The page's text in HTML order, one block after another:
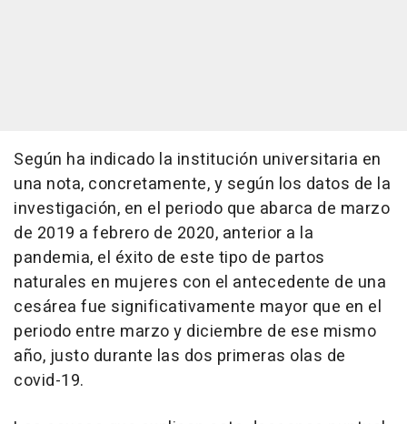
Según ha indicado la institución universitaria en
una nota, concretamente, y según los datos de la
investigación, en el periodo que abarca de marzo
de 2019 a febrero de 2020, anterior a la
pandemia, el éxito de este tipo de partos
naturales en mujeres con el antecedente de una
cesárea fue significativamente mayor que en el
periodo entre marzo y diciembre de ese mismo
año, justo durante las dos primeras olas de
covid-19.